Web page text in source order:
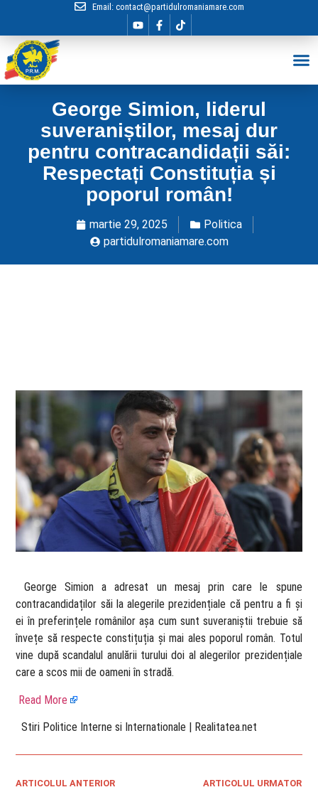
Email: contact@partidulromaniamare.com
George Simion, liderul
suveraniștilor, mesaj dur
pentru contracandidații săi:
Respectați Constituția și
poporul român!
martie 29, 2025
Politica
partidulromaniamare.com
​ George Simion a adresat un mesaj prin care le spune
contracandidaților săi la alegerile prezidențiale că pentru a fi și
ei în preferințele românilor așa cum sunt suveraniștii trebuie să
învețe să respecte constițuția și mai ales poporul român. Totul
vine după scandalul anulării turului doi al alegerilor prezidențiale
care a scos mii de oameni în stradă.
Read More
​ Stiri Politice Interne si Internationale | Realitatea.net
ARTICOLUL ANTERIOR ARTICOLUL URMATOR